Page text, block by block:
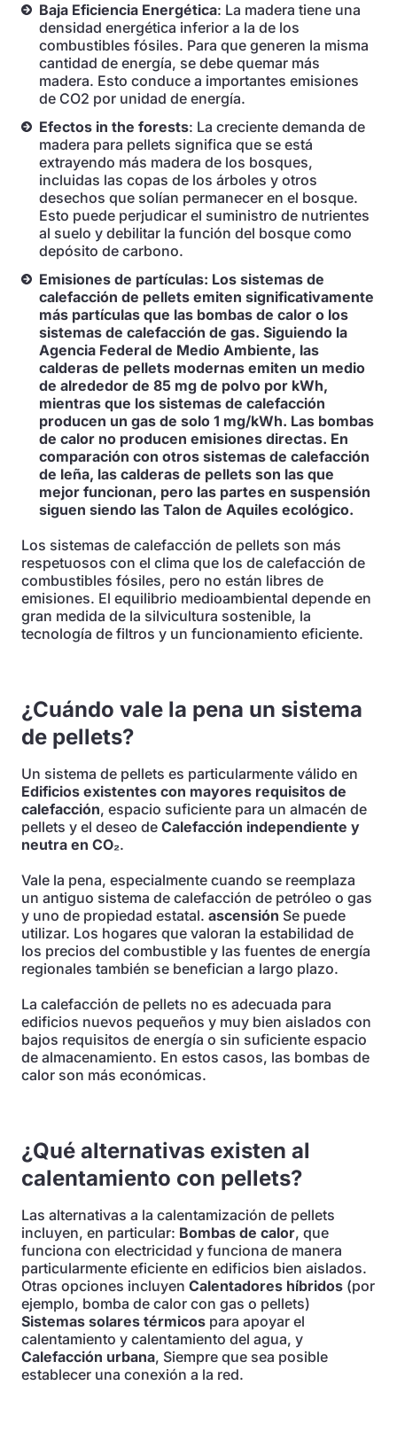
Baja Eficiencia Energética: La madera tiene una
densidad energética inferior a la de los
combustibles fósiles. Para que generen la misma
cantidad de energía, se debe quemar más
madera. Esto conduce a importantes emisiones
de CO2 por unidad de energía.
Efectos in the forests: La creciente demanda de
madera para pellets significa que se está
extrayendo más madera de los bosques,
incluidas las copas de los árboles y otros
desechos que solían permanecer en el bosque.
Esto puede perjudicar el suministro de nutrientes
al suelo y debilitar la función del bosque como
depósito de carbono.
Emisiones de partículas: Los sistemas de
calefacción de pellets emiten significativamente
más partículas que las bombas de calor o los
sistemas de calefacción de gas. Siguiendo la
Agencia Federal de Medio Ambiente, las
calderas de pellets modernas emiten un medio
de alrededor de 85 mg de polvo por kWh,
mientras que los sistemas de calefacción
producen un gas de solo 1 mg/kWh. Las bombas
de calor no producen emisiones directas. En
comparación con otros sistemas de calefacción
de leña, las calderas de pellets son las que
mejor funcionan, pero las partes en suspensión
siguen siendo las Talon de Aquiles ecológico.
Los sistemas de calefacción de pellets son más
respetuosos con el clima que los de calefacción de
combustibles fósiles, pero no están libres de
emisiones. El equilibrio medioambiental depende en
gran medida de la silvicultura sostenible, la
tecnología de filtros y un funcionamiento eficiente.
¿Cuándo vale la pena un sistema
de pellets?
Un sistema de pellets es particularmente válido en
Edificios existentes con mayores requisitos de
calefacción, espacio suficiente para un almacén de
pellets y el deseo de Calefacción independiente y
neutra en CO₂.
Vale la pena, especialmente cuando se reemplaza
un antiguo sistema de calefacción de petróleo o gas
y uno de propiedad estatal. ascensión Se puede
utilizar. Los hogares que valoran la estabilidad de
los precios del combustible y las fuentes de energía
regionales también se benefician a largo plazo.
La calefacción de pellets no es adecuada para
edificios nuevos pequeños y muy bien aislados con
bajos requisitos de energía o sin suficiente espacio
de almacenamiento. En estos casos, las bombas de
calor son más económicas.
¿Qué alternativas existen al
calentamiento con pellets?
Las alternativas a la calentamización de pellets
incluyen, en particular: Bombas de calor, que
funciona con electricidad y funciona de manera
particularmente eficiente en edificios bien aislados.
Otras opciones incluyen Calentadores híbridos (por
ejemplo, bomba de calor con gas o pellets)
Sistemas solares térmicos para apoyar el
calentamiento y calentamiento del agua, y
Calefacción urbana, Siempre que sea posible
establecer una conexión a la red.